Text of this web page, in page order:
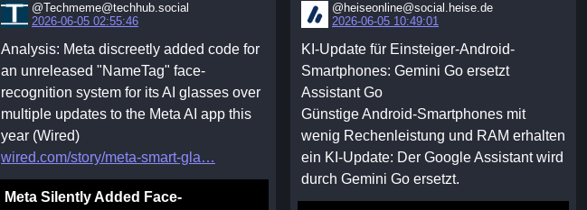
@Techmeme@techhub.social
2026-06-05 02:55:46
Analysis: Meta discreetly added code for
an unreleased "NameTag" face-
recognition system for its AI glasses over
multiple updates to the Meta AI app this
year (Wired)
wired.com/story/meta-smart-gla
Meta Silently Added Face-
@heiseonline@social.heise.de
2026-06-05 10:49:01
KI-Update für Einsteiger-Android-
Smartphones: Gemini Go ersetzt
Assistant Go
Günstige Android-Smartphones mit
wenig Rechenleistung und RAM erhalten
ein KI-Update: Der Google Assistant wird
durch Gemini Go ersetzt.